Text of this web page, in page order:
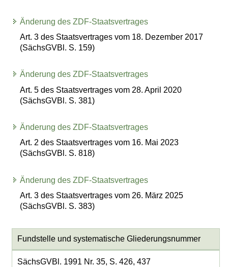
Änderung des ZDF-Staatsvertrages
Art. 3 des Staatsvertrages vom 18. Dezember 2017
(SächsGVBl. S. 159)
Änderung des ZDF-Staatsvertrages
Art. 5 des Staatsvertrages vom 28. April 2020
(SächsGVBl. S. 381)
Änderung des ZDF-Staatsvertrages
Art. 2 des Staatsvertrages vom 16. Mai 2023
(SächsGVBl. S. 818)
Änderung des ZDF-Staatsvertrages
Art. 3 des Staatsvertrages vom 26. März 2025
(SächsGVBl. S. 383)
Fundstelle und systematische Gliederungsnummer
SächsGVBl. 1991 Nr. 35, S. 426, 437